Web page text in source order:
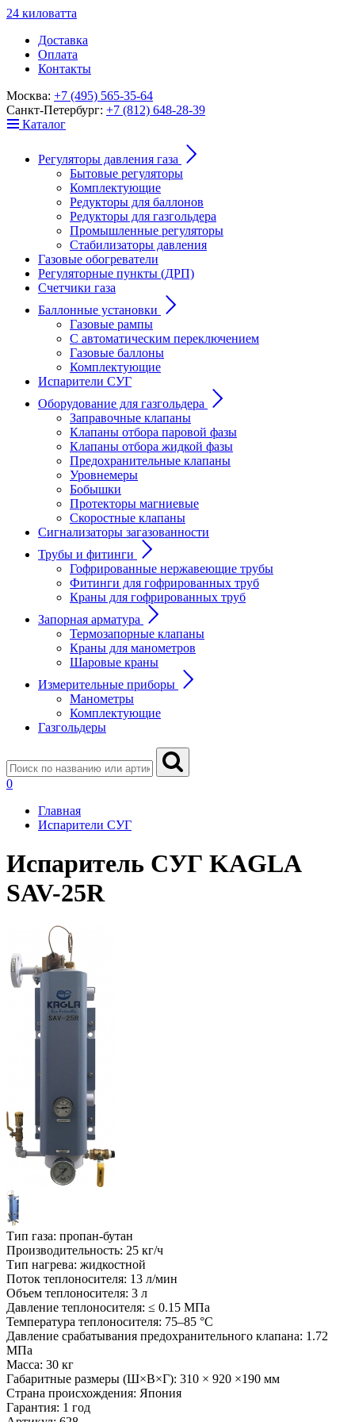
24 киловатта
Доставка
Оплата
Контакты
Москва: +7 (495) 565-35-64
Санкт-Петербург: +7 (812) 648-28-39
Каталог
Регуляторы давления газа
Бытовые регуляторы
Комплектующие
Редукторы для баллонов
Редукторы для газгольдера
Промышленные регуляторы
Стабилизаторы давления
Газовые обогреватели
Регуляторные пункты (ДРП)
Счетчики газа
Баллонные установки
Газовые рампы
С автоматическим переключением
Газовые баллоны
Комплектующие
Испарители СУГ
Оборудование для газгольдера
Заправочные клапаны
Клапаны отбора паровой фазы
Клапаны отбора жидкой фазы
Предохранительные клапаны
Уровнемеры
Бобышки
Протекторы магниевые
Скоростные клапаны
Сигнализаторы загазованности
Трубы и фитинги
Гофрированные нержавеющие трубы
Фитинги для гофрированных труб
Краны для гофрированных труб
Запорная арматура
Термозапорные клапаны
Краны для манометров
Шаровые краны
Измерительные приборы
Манометры
Комплектующие
Газгольдеры
0
Главная
Испарители СУГ
Испаритель СУГ KAGLA
SAV-25R
Тип газа: пропан-бутан
Производительность: 25 кг/ч
Тип нагрева: жидкостной
Поток теплоносителя: 13 л/мин
Объем теплоносителя: 3 л
Давление теплоносителя: ≤ 0.15 МПа
Температура теплоносителя: 75–85 °C
Давление срабатывания предохранительного клапана: 1.72
МПа
Масса: 30 кг
Габаритные размеры (Ш×В×Г): 310 × 920 ×190 мм
Страна происхождения: Япония
Гарантия: 1 год